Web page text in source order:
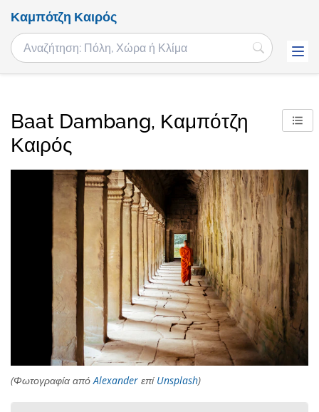
Καμπότζη Καιρός
Baat Dambang, Καμπότζη
Καιρός
(Φωτογραφία απόAlexander επί Unsplash)